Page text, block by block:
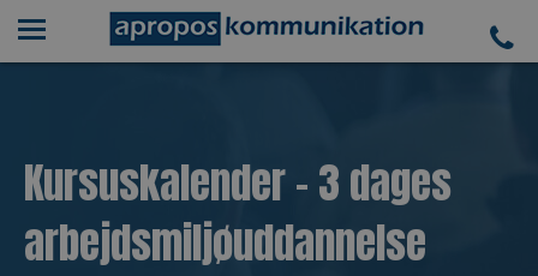
Kursuskalender - 3 dages
arbejdsmiljøuddannelse